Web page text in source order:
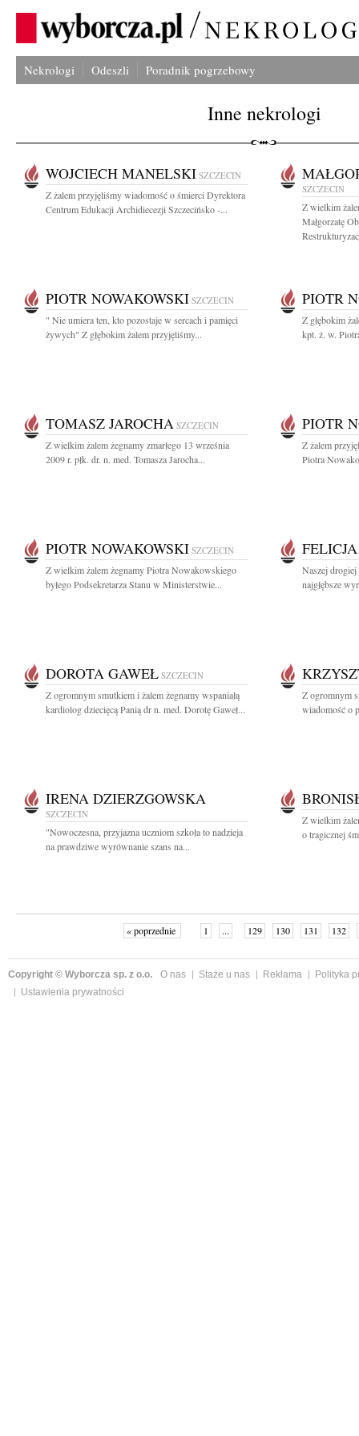
Nekrologi Odeszli Poradnik pogrzebowy
Inne nekrologi
WOJCIECH MANELSKI SZCZECIN
Z żalem przyjęliśmy wiadomość o śmierci Dyrektora
Centrum Edukacji Archidiecezji Szczecińsko -...
SZCZECIN
Z wielkim
Małgorzatę
PIOTR NOWAKOWSKI SZCZECIN
" Nie umiera ten, kto pozostaje w sercach i pamięci
żywych" Z głębokim żalem przyjęliśmy...
PIOTR
Z głębokim
kpt. ż. w.
TOMASZ JAROCHA SZCZECIN
Z wielkim żalem żegnamy zmarłego 13 września
2009 r. płk. dr. n. med. Tomasza Jarocha...
PIOTR
Z żalem
Piotra
PIOTR NOWAKOWSKI SZCZECIN
Z wielkim żalem żegnamy Piotra Nowakowskiego
byłego Podsekretarza Stanu w Ministerstwie...
Naszej
najgłębsze
DOROTA GAWEŁ SZCZECIN
Z ogromnym smutkiem i żalem żegnamy wspaniałą
kardiolog dziecięcą Panią dr n. med. Dorotę Gaweł...
Z ogromnym
wiadomość o
IRENA DZIERZGOWSKA
SZCZECIN
"Nowoczesna, przyjazna uczniom szkoła to nadzieja
na prawdziwe wyrównanie szans na...
Z wielkim
o tragicznej
« poprzednie 1 ... 129 130 131 132
Copyright © Wyborcza sp. z o.o. O nas Staże u nas Reklama
Polityka
Ustawienia prywatności